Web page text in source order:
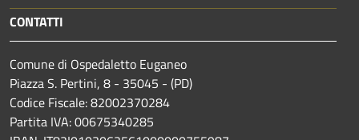
CONTATTI
Comune di Ospedaletto Euganeo
Piazza S. Pertini, 8 - 35045 - (PD)
Codice Fiscale: 82002370284
Partita IVA: 00675340285